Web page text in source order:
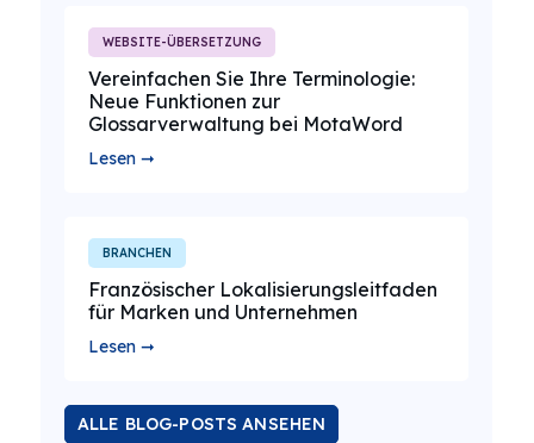
WEBSITE-ÜBERSETZUNG
Vereinfachen Sie Ihre Terminologie:
Neue Funktionen zur
Glossarverwaltung bei MotaWord
Lesen ➞
BRANCHEN
Französischer Lokalisierungsleitfaden
für Marken und Unternehmen
Lesen ➞
ALLE BLOG-POSTS ANSEHEN